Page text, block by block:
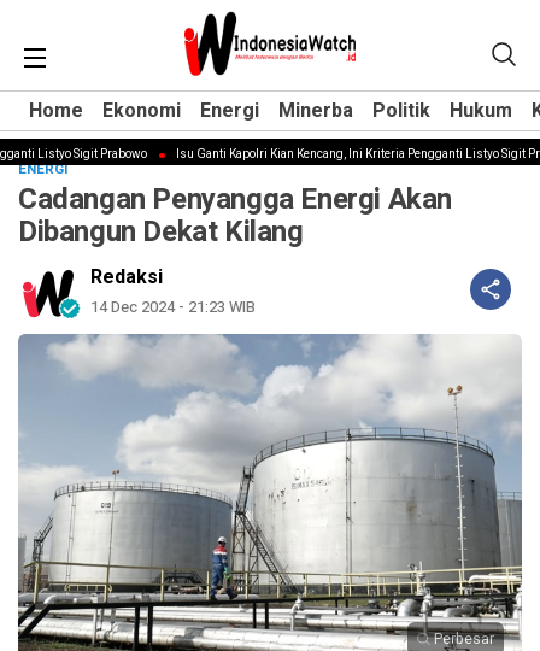
Home Ekonomi Energi Minerba Politik Hukum
Home Ekonomi Energi Minerba Politik Hukum
Listyo Sigit Prabowo Isu Ganti Kapolri Kian Kencang, Ini Kriteria Pengganti Listyo Sigit
ENERGI
Cadangan Penyangga Energi Akan
Dibangun Dekat Kilang
Redaksi
14 Dec 2024 - 21:23 WIB
Perbesar